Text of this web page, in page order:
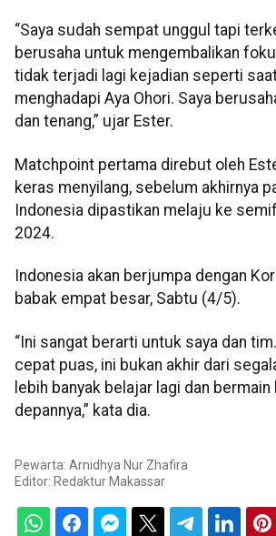
“Saya sudah sempat unggul tapi
berusaha untuk mengembalikan
tidak terjadi lagi kejadian seperti
menghadapi Aya Ohori. Saya
dan tenang,” ujar Ester.
Matchpoint pertama direbut oleh
keras menyilang, sebelum akhirnya
Indonesia dipastikan melaju ke
2024.
Indonesia akan berjumpa dengan
babak empat besar, Sabtu (4/5).
“Ini sangat berarti untuk saya dan
cepat puas, ini bukan akhir dari
lebih banyak belajar lagi dan
depannya,” kata dia.
Pewarta: Arnidhya Nur Zhafira
Editor: Redaktur Makassar